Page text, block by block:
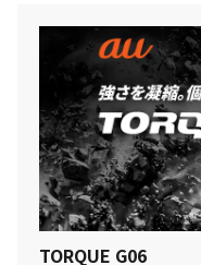
TORQUE G06